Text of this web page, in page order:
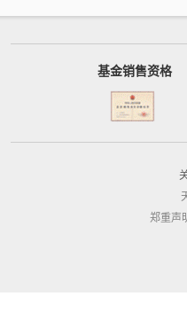
基金销售资格
郑重声